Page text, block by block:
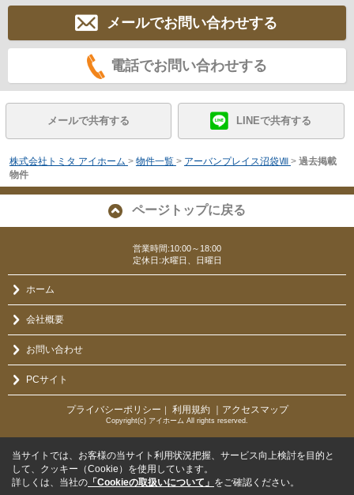
メールでお問い合わせする
電話でお問い合わせする
メールで共有する LINEで共有する
株式会社トミタ アイホーム > 物件一覧 > アーバンプレイス沼袋Ⅷ > 過去掲載
物件
ページトップに戻る
営業時間:10:00～18:00
定休日:水曜日、日曜日
ホーム
会社概要
お問い合わせ
PCサイト
プライバシーポリシー ｜ 利用規約 ｜アクセスマップ
Copyright(c) アイホーム All rights reserved.
当サイトでは、お客様の当サイト利用状況把握、サービス向上検討を目的と
して、クッキー（Cookie）を使用しています。
詳しくは、当社の 「Cookieの取扱いについて」 をご確認ください。